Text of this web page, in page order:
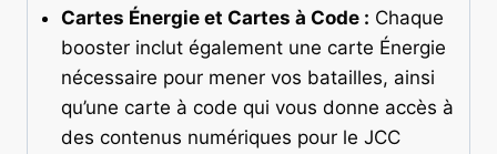
Cartes Énergie et Cartes à Code : Chaque
booster inclut également une carte Énergie
nécessaire pour mener vos batailles, ainsi
qu’une carte à code qui vous donne accès à
des contenus numériques pour le JCC